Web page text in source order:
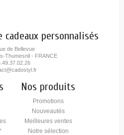
personnalisés
de Bellevue
Thumesnil - FRANCE
Nos produits
Promotions
Nouveautés
Meilleures ventes
Notre sélection